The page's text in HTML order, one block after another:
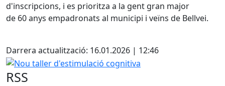
d'inscripcions, i es prioritza a la gent gran major
de 60 anys empadronats al municipi i veïns de Bellvei.
Darrera actualització: 16.01.2026 | 12:46
Nou taller d'estimulació cognitiva
RSS